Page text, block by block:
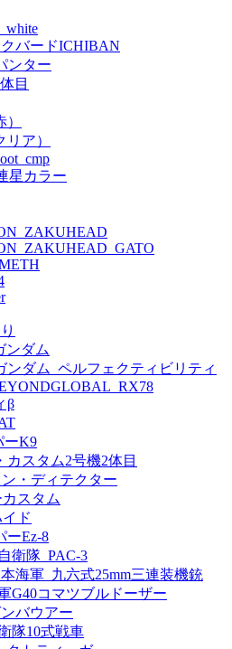
バードICHIBAN
ンター
目
ア）
星カラー
ンダム
ンダム_ペルフェクティビリティ
β
ーK9
スタム2号機2体目
・ディテクター
スタム
ド
ーEz-8
衛隊_PAC-3
海軍_九六式25mm三連装機銃
G40コマツブルドーザー
バウアー
隊10式戦車